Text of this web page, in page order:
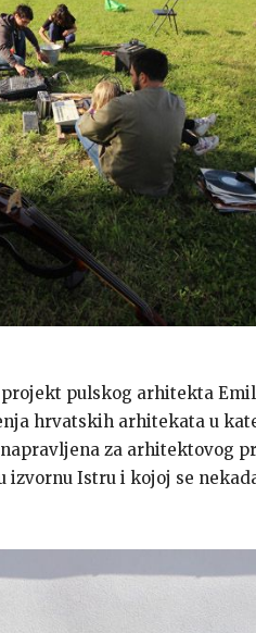
pulskog arhitekta
hrvatskih arhitekata u
za arhitektovog
Istru i kojoj se